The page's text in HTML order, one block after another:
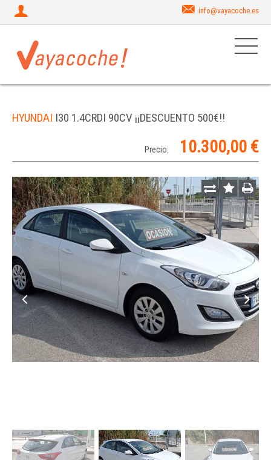
info@vayacoche.es
HYUNDAI I30 1.4CRDI 90CV ¡¡DESCUENTO 500€!!
Precio: 10.300,00 €